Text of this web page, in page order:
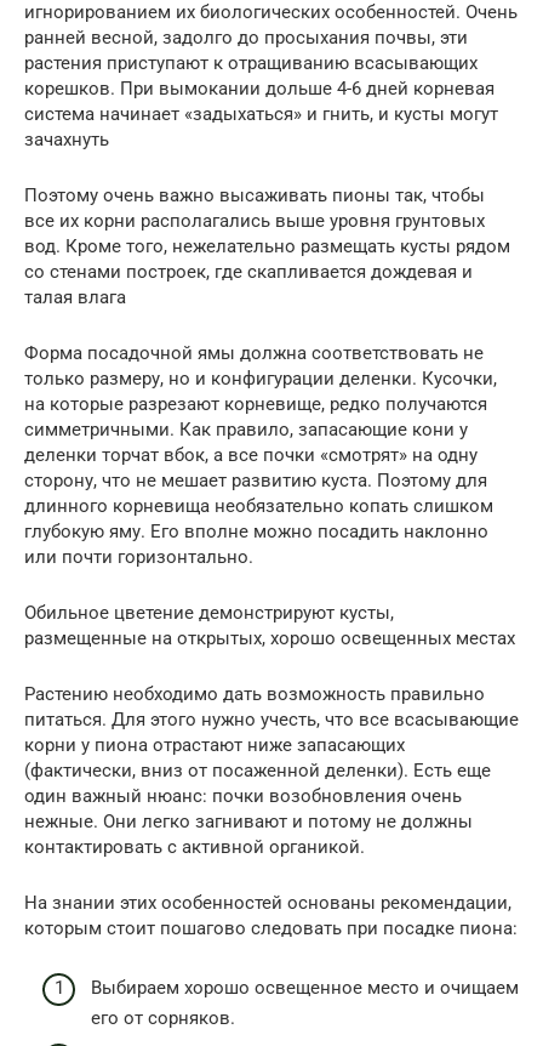
игнорированием их биологических особенностей. Очень
ранней весной, задолго до просыхания почвы, эти
растения приступают к отращиванию всасывающих
корешков. При вымокании дольше 4-6 дней корневая
система начинает «задыхаться» и гнить, и кусты могут
зачахнуть
Поэтому очень важно высаживать пионы так, чтобы
все их корни располагались выше уровня грунтовых
вод. Кроме того, нежелательно размещать кусты рядом
со стенами построек, где скапливается дождевая и
талая влага
Форма посадочной ямы должна соответствовать не
только размеру, но и конфигурации деленки. Кусочки,
на которые разрезают корневище, редко получаются
симметричными. Как правило, запасающие кони у
деленки торчат вбок, а все почки «смотрят» на одну
сторону, что не мешает развитию куста. Поэтому для
длинного корневища необязательно копать слишком
глубокую яму. Его вполне можно посадить наклонно
или почти горизонтально.
Обильное цветение демонстрируют кусты,
размещенные на открытых, хорошо освещенных местах
Растению необходимо дать возможность правильно
питаться. Для этого нужно учесть, что все всасывающие
корни у пиона отрастают ниже запасающих
(фактически, вниз от посаженной деленки). Есть еще
один важный нюанс: почки возобновления очень
нежные. Они легко загнивают и потому не должны
контактировать с активной органикой.
На знании этих особенностей основаны рекомендации,
которым стоит пошагово следовать при посадке пиона:
Выбираем хорошо освещенное место и очищаем
его от сорняков.